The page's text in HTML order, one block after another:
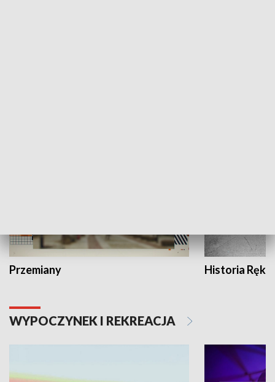
Przemiany Historia Ręką
WYPOCZYNEK I REKREACJA